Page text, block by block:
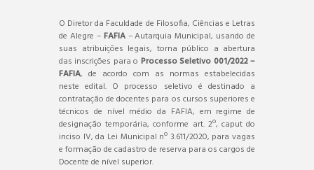
O Diretor da Faculdade de Filosofia, Ciências e Letras
de Alegre – FAFIA– Autarquia Municipal, usando de
suas atribuições legais, torna público a abertura
das inscrições para o Processo Seletivo 001/2022 –
FAFIA, de acordo com as normas estabelecidas
neste edital. O processo seletivo é destinado a
contratação de docentes para os cursos superiores e
técnicos de nível médio da FAFIA, em regime de
designação temporária, conforme art. 2º, caput do
inciso IV, da Lei Municipal nº 3.611/2020, para vagas
e formação de cadastro de reserva para os cargos de
Docente de nível superior.